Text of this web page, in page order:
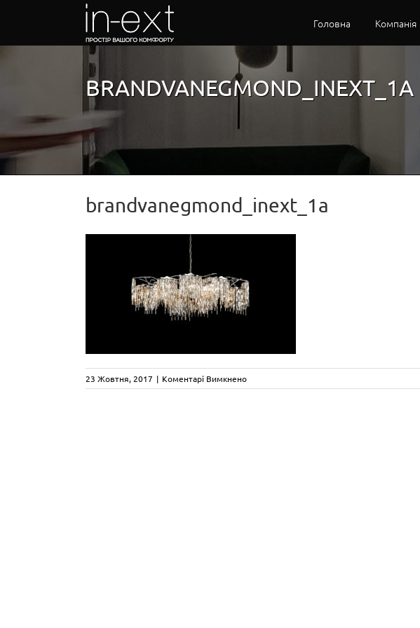
Головна Компанія
BRANDVANEGMOND_INEXT_1A
brandvanegmond_inext_1a
23 Жовтня, 2017 | Коментарі Вимкненодо
brandvanegmond_inext_1a